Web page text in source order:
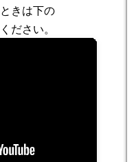
きは下の
ださい。